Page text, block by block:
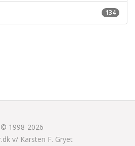
134
© 1998-2026
v/ Karsten F. Gryet